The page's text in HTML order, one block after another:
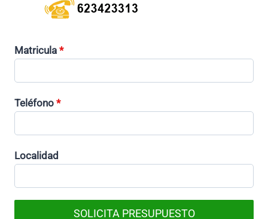
Matricula *
Teléfono *
Localidad
SOLICITA PRESUPUESTO